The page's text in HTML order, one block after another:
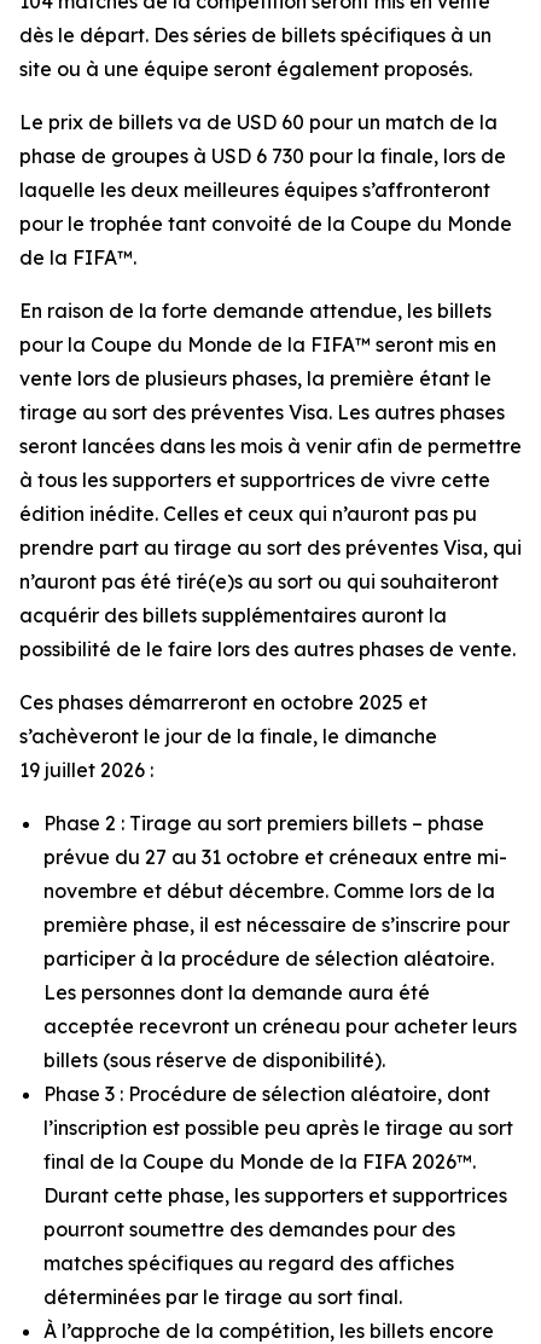
dès le départ. Des séries de billets spécifiques à un
site ou à une équipe seront également proposés.
Le prix de billets va de USD 60 pour un match de la
phase de groupes à USD 6 730 pour la finale, lors de
laquelle les deux meilleures équipes s’affronteront
pour le trophée tant convoité de la Coupe du Monde
de la FIFA™.
En raison de la forte demande attendue, les billets
pour la Coupe du Monde de la FIFA™ seront mis en
vente lors de plusieurs phases, la première étant le
tirage au sort des préventes Visa. Les autres phases
seront lancées dans les mois à venir afin de permettre
à tous les supporters et supportrices de vivre cette
édition inédite. Celles et ceux qui n’auront pas pu
prendre part au tirage au sort des préventes Visa, qui
n’auront pas été tiré(e)s au sort ou qui souhaiteront
acquérir des billets supplémentaires auront la
possibilité de le faire lors des autres phases de vente.
Ces phases démarreront en octobre 2025 et
s’achèveront le jour de la finale, le dimanche
19 juillet 2026 :
Phase 2 : Tirage au sort premiers billets – phase
prévue du 27 au 31 octobre et créneaux entre mi-
novembre et début décembre. Comme lors de la
première phase, il est nécessaire de s’inscrire pour
participer à la procédure de sélection aléatoire.
Les personnes dont la demande aura été
acceptée recevront un créneau pour acheter leurs
billets (sous réserve de disponibilité).
Phase 3 : Procédure de sélection aléatoire, dont
l’inscription est possible peu après le tirage au sort
final de la Coupe du Monde de la FIFA 2026™.
Durant cette phase, les supporters et supportrices
pourront soumettre des demandes pour des
matches spécifiques au regard des affiches
déterminées par le tirage au sort final.
À l’approche de la compétition, les billets encore